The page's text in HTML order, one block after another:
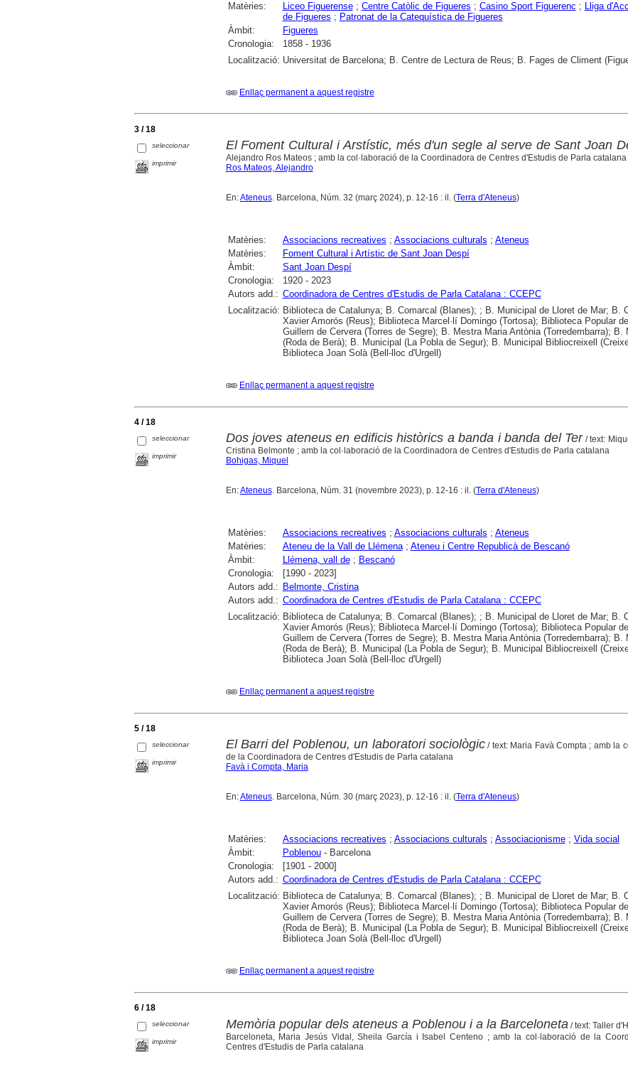
Matèries:
Liceo Figuerense; Centre Catòlic de Figueres ; Casino Sport Figuerenc ; Lliga
de Figueres ; Patronat de la Catequística de Figueres
Àmbit:
Figueres
Cronologia:
1858 - 1936
Localització: Universitat de Barcelona; B. Centre de Lectura de Reus; B. Fages de Climent
Enllaç permanent a aquest registre
3 / 18
seleccionar
imprimir
El Foment Cultural i Arstístic, més d'un segle al serve de Sant Joan
Alejandro Ros Mateos ; amb la col·laboració de la Coordinadora de Centres d'Estudis de Parla catalana
Ros Mateos, Alejandro
En:Ateneus. Barcelona, Núm. 32 (març 2024), p. 12-16 : il. (Terra d'Ateneus)
Matèries: Associacions recreatives ; Associacions culturals ; Ateneus
Matèries:
Foment Cultural i Artístic de Sant Joan Despí
Àmbit:
Sant Joan Despí
Cronologia:
1920 - 2023
Autors add.: Coordinadora de Centres d'Estudis de Parla Catalana : CCEPC
Localització: Biblioteca de Catalunya; B. Comarcal (Blanes); ; B. Municipal de Lloret de Mar; B.
Xavier Amorós (Reus); Biblioteca Marcel·lí Domingo (Tortosa); Biblioteca Popular
Guillem de Cervera (Torres de Segre); B. Mestra Maria Antònia (Torredembarra); B.
(Roda de Berà); B. Municipal (La Pobla de Segur); B. Municipal Bibliocreixell
Biblioteca Joan Solà (Bell-lloc d'Urgell)
Enllaç permanent a aquest registre
4 / 18
seleccionar
imprimir
Dos joves ateneus en edificis històrics a banda i banda del Ter/ text:
Cristina Belmonte ; amb la col·laboració de la Coordinadora de Centres d'Estudis de Parla catalana
Bohigas, Miquel
En:Ateneus. Barcelona, Núm. 31 (novembre 2023), p. 12-16 : il. (Terra d'Ateneus)
Matèries: Associacions recreatives ; Associacions culturals ; Ateneus
Matèries:
Ateneu de la Vall de Llémena; Ateneu i Centre Republicà de Bescanó
Àmbit:
Llémena, vall de; Bescanó
Cronologia:
[1990 - 2023]
Autors add.: Belmonte, Cristina
Autors add.: Coordinadora de Centres d'Estudis de Parla Catalana : CCEPC
Localització: Biblioteca de Catalunya; B. Comarcal (Blanes); ; B. Municipal de Lloret de Mar; B.
Xavier Amorós (Reus); Biblioteca Marcel·lí Domingo (Tortosa); Biblioteca Popular
Guillem de Cervera (Torres de Segre); B. Mestra Maria Antònia (Torredembarra); B.
(Roda de Berà); B. Municipal (La Pobla de Segur); B. Municipal Bibliocreixell
Biblioteca Joan Solà (Bell-lloc d'Urgell)
Enllaç permanent a aquest registre
5 / 18
seleccionar
imprimir
El Barri del Poblenou, un laboratori sociològic / text: Maria Favà Compta ; amb la
de la Coordinadora de Centres d'Estudis de Parla catalana
Favà i Compta, Maria
En:Ateneus. Barcelona, Núm. 30 (març 2023), p. 12-16 : il. (Terra d'Ateneus)
Matèries: Associacions recreatives ; Associacions culturals ; Associacionisme; Vida social
Àmbit:
Poblenou- Barcelona
Cronologia:
[1901 - 2000]
Autors add.: Coordinadora de Centres d'Estudis de Parla Catalana : CCEPC
Localització: Biblioteca de Catalunya; B. Comarcal (Blanes); ; B. Municipal de Lloret de Mar; B.
Xavier Amorós (Reus); Biblioteca Marcel·lí Domingo (Tortosa); Biblioteca Popular
Guillem de Cervera (Torres de Segre); B. Mestra Maria Antònia (Torredembarra); B.
(Roda de Berà); B. Municipal (La Pobla de Segur); B. Municipal Bibliocreixell
Biblioteca Joan Solà (Bell-lloc d'Urgell)
Enllaç permanent a aquest registre
6 / 18
seleccionar
imprimir
Memòria popular dels ateneus a Poblenou i a la Barceloneta / text: Taller
Barceloneta, Maria Jesús Vidal, Sheila García i Isabel Centeno ; amb la col·laboració de la
Centres d'Estudis de Parla catalana